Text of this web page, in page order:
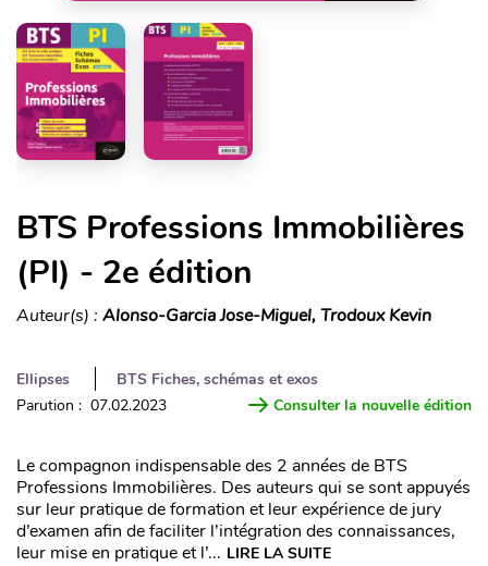
BTS Professions Immobilières
(PI) - 2e édition
Auteur(s) : Alonso-Garcia Jose-Miguel, Trodoux Kevin
Ellipses
BTS Fiches, schémas et exos
Parution : 07.02.2023
Consulter la nouvelle édition
Le compagnon indispensable des 2 années de BTS
Professions Immobilières. Des auteurs qui se sont appuyés
sur leur pratique de formation et leur expérience de jury
d’examen afin de faciliter l’intégration des connaissances,
leur mise en pratique et l’... LIRE LA SUITE